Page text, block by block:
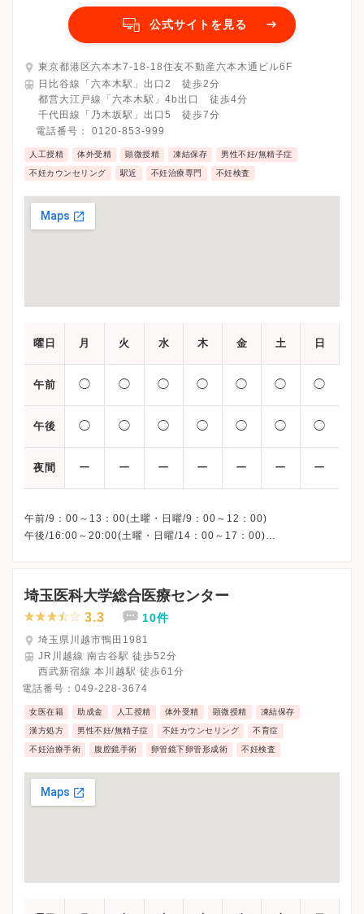
公式サイトを見る
東京都港区六本木7-18-18住友不動産六本木通ビル6F
日比谷線「六本木駅」出口2 徒歩2分
都営大江戸線「六本木駅」4b出口 徒歩4分
千代田線「乃木坂駅」出口5 徒歩7分
電話番号： 0120-853-999
人工授精 体外受精 顕微授精 凍結保存 男性不妊/無精子症
不妊カウンセリング 駅近 不妊治療専門 不妊検査
曜日 月 火 水 木 金 土 日
午前 ◯ ◯ ◯ ◯ ◯ ◯ ◯
午後 ◯ ◯ ◯ ◯ ◯ ◯ ◯
夜間 ー ー ー ー ー ー ー
午前/9：00～13：00(土曜・日曜/9：00～12：00)
午後/16:00～20:00(土曜・日曜/14：00～17：00)
埼玉医科大学総合医療センター
3.3 10件
埼玉県川越市鴨田1981
JR川越線 南古谷駅 徒歩52分
西武新宿線 本川越駅 徒歩61分
電話番号： 049-228-3674
女医在籍 助成金 人工授精 体外受精 顕微授精 凍結保存
漢方処方 男性不妊/無精子症 不妊カウンセリング 不育症
不妊治療手術 腹腔鏡手術 卵管鏡下卵管形成術 不妊検査